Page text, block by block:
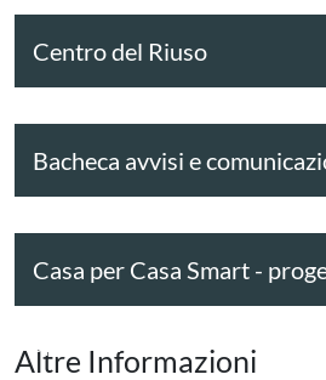
Centro del Riuso
Bacheca avvisi e
Casa per Casa Smart -
Altre Informazioni